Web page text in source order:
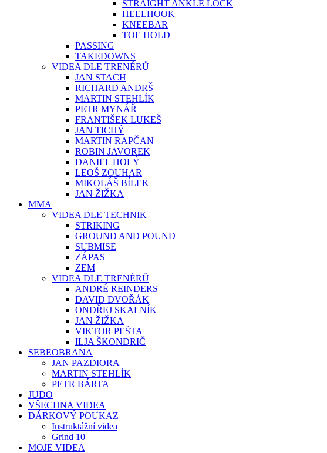
STRAIGHT ANKLE LOCK
HEELHOOK
KNEEBAR
TOE HOLD
PASSING
TAKEDOWNS
VIDEA DLE TRENÉRŮ
JAN STACH
RICHARD ANDRŠ
MARTIN STEHLÍK
PETR MYNÁŘ
FRANTIŠEK LUKEŠ
JAN TICHÝ
MARTIN RAPČAN
ROBIN JAVOREK
DANIEL HOLÝ
LEOŠ ZOUHAR
MIKOLÁŠ BÍLEK
JAN ŽIŽKA
MMA
VIDEA DLE TECHNIK
STRIKING
GROUND AND POUND
SUBMISE
ZÁPAS
ZEM
VIDEA DLE TRENÉRŮ
ANDRÉ REINDERS
DAVID DVOŘÁK
ONDŘEJ SKALNÍK
JAN ŽIŽKA
VIKTOR PEŠTA
ILJA ŠKONDRIČ
SEBEOBRANA
JAN PAZDIORA
MARTIN STEHLÍK
PETR BÁRTA
JUDO
VŠECHNA VIDEA
DÁRKOVÝ POUKAZ
Instruktážní videa
Grind 10
MOJE VIDEA